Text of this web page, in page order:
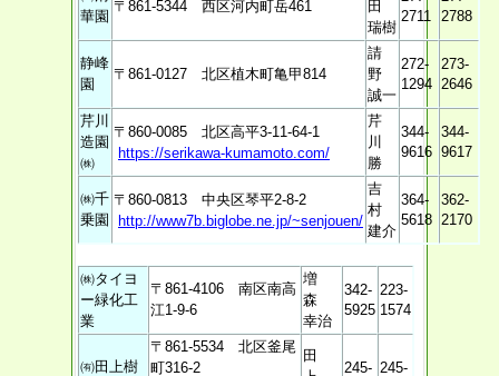
華園
〒861-5344 西区河内町岳461
田
瑞樹
2711 2788
静峰
園
〒861-0127 北区植木町亀甲814
請
野
誠一
272-
1294
273-
2646
芹川
造園
㈱
〒860-0085 北区高平3-11-64-1
https://serikawa-kumamoto.com/
芹
川
勝
344-
9616
344-
9617
㈱千
乗園
〒860-0813 中央区琴平2-8-2
http://www7b.biglobe.ne.jp/~senjouen/
吉
村
建介
364-
5618
362-
2170
㈱タイヨ
ー緑化工
業
〒861-4106 南区南高
江1-9-6
増
森
幸治
342-
5925
223-
1574
㈲田上樹
〒861-5534 北区釜尾
町316-2
田
245- 245-